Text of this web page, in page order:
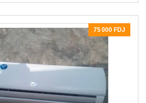
75 000 FDJ